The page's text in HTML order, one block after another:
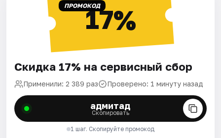
ПРОМОКОД17%
Скидка 17% на сервисный сбор
Применили: 2 389 раз Проверено: 1 минуту назад
адмитад
Скопировать
1 шаг. Скопируйте промокод